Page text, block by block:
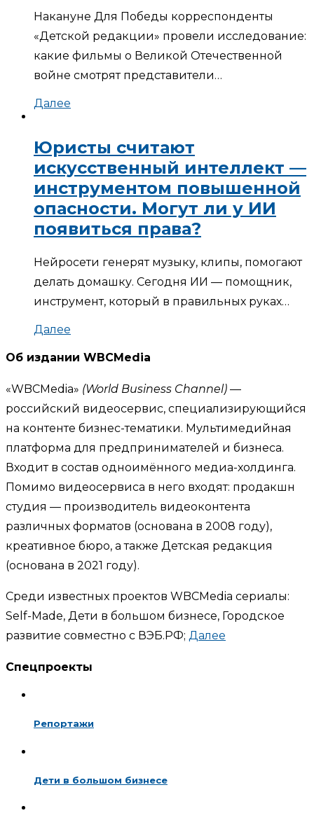
Накануне Для Победы корреспонденты
«Детской редакции» провели исследование:
какие фильмы о Великой Отечественной
войне смотрят представители…
Далее
Юристы считают
искусственный интеллект —
инструментом повышенной
опасности. Могут ли у ИИ
появиться права?
Нейросети генерят музыку, клипы, помогают
делать домашку. Сегодня ИИ — помощник,
инструмент, который в правильных руках…
Далее
Об издании WBCMedia
«WBCMedia» (World Business Channel) —
российский видеосервис, специализирующийся
на контенте бизнес-тематики. Мультимедийная
платформа для предпринимателей и бизнеса.
Входит в состав одноимённого медиа-холдинга.
Помимо видеосервиса в него входят: продакшн
студия — производитель видеоконтента
различных форматов (основана в 2008 году),
креативное бюро, а также Детская редакция
(основана в 2021 году).
Среди известных проектов WBCMedia сериалы:
Self-Made, Дети в большом бизнесе, Городское
развитие совместно с ВЭБ.РФ; Далее
Спецпроекты
Репортажи
Дети в большом бизнесе